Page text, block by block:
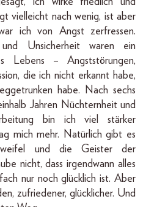
vielleicht nach wenig, ist aber
ich von Angst zerfressen.
Unsicherheit waren ein
Lebens – Angststörungen,
die ich nicht erkannt habe,
habe. Nach sechs
Jahren Nüchternheit und
bin ich viel stärker
mich mehr. Natürlich gibt es
und die Geister der
nicht, dass irgendwann alles
nur noch glücklich ist. Aber
zufriedener, glücklicher. Und